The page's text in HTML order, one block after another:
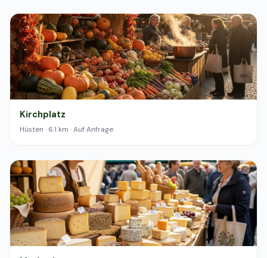
Kirchplatz
Hüsten · 6.1 km · Auf Anfrage